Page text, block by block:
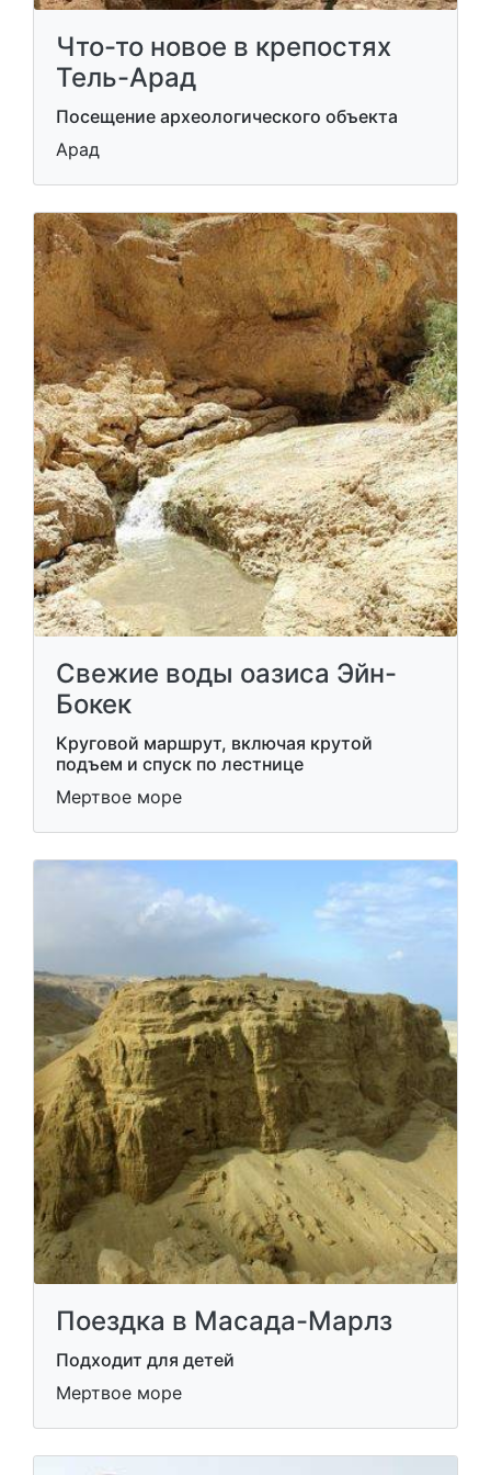
Что-то новое в крепостях
Тель-Арад
Посещение археологического объекта
Арад
Свежие воды оазиса Эйн-
Бокек
Круговой маршрут, включая крутой
подъем и спуск по лестнице
Мертвое море
Поездка в Масада-Марлз
Подходит для детей
Мертвое море